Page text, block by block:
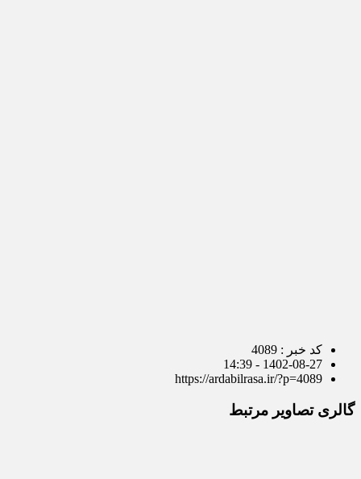
کد خبر : 4089
1402-08-27 - 14:39
https://ardabilrasa.ir/?p=4089
گالری تصاویر مرتبط